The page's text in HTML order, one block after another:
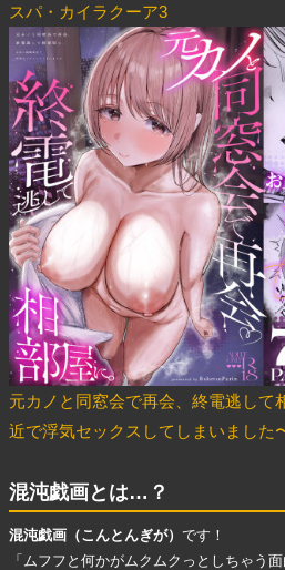
スパ・カイラクーア3
元カノと同窓会で再会、終電逃して
近で浮気セックスしてしまいました
混沌戯画とは…？
混沌戯画（こんとんぎが） です！
「ムフフと何かがムクムクっとしちゃう